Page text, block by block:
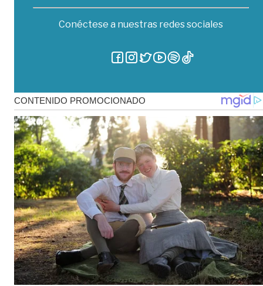
Conéctese a nuestras redes sociales